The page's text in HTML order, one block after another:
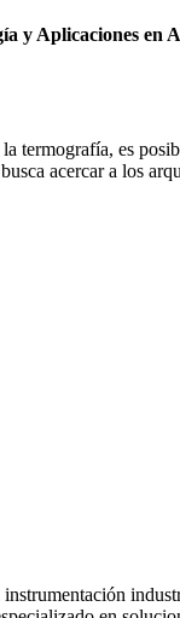
y Aplicaciones en
termografía, es
acercar a los